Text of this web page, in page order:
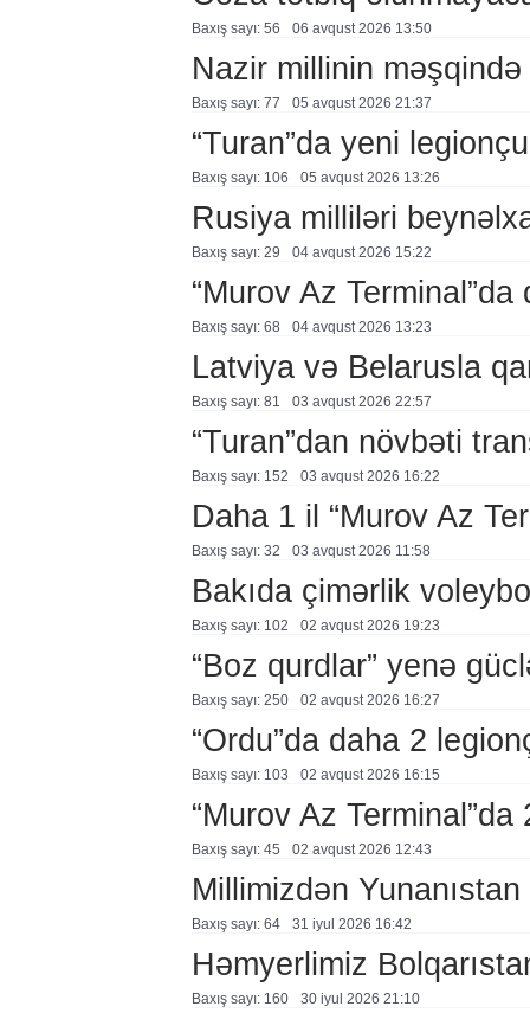
Baxış sayı: 56 06 avqust 2026 13:50
Nazir millinin
Baxış sayı: 77 05 avqust 2026 21:37
“Turan”da yeni legionçu
Baxış sayı: 106 05 avqust 2026 13:26
Rusiya milliləri
Baxış sayı: 29 04 avqust 2026 15:22
“Murov Az
Baxış sayı: 68 04 avqust 2026 13:23
Latviya və Belarusla
Baxış sayı: 81 03 avqust 2026 22:57
“Turan”dan növbəti
Baxış sayı: 152 03 avqust 2026 16:22
Daha 1 il “Murov Az
Baxış sayı: 32 03 avqust 2026 11:58
Bakıda çimərlik
Baxış sayı: 102 02 avqust 2026 19:23
“Boz qurdlar” yenə
Baxış sayı: 250 02 avqust 2026 16:27
“Ordu”da daha 2
Baxış sayı: 103 02 avqust 2026 16:15
“Murov Az
Baxış sayı: 45 02 avqust 2026 12:43
Millimizdən
Baxış sayı: 64 31 i̇yul 2026 16:42
Həmyerlimiz
Baxış sayı: 160 30 i̇yul 2026 21:10